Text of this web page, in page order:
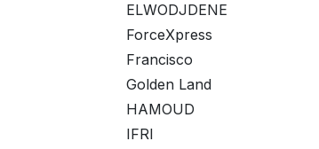
ELWODJDENE
ForceXpress
Francisco
Golden Land
HAMOUD
IFRI